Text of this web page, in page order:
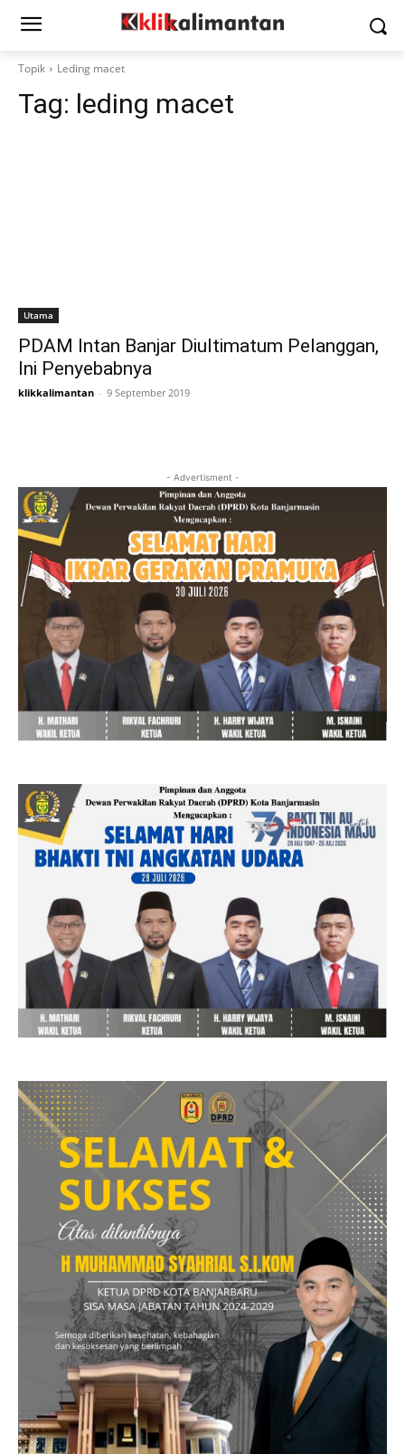
Topik Leding macet
Tag: leding macet
Utama
PDAM Intan Banjar Diultimatum Pelanggan,
Ini Penyebabnya
klikkalimantan - 9 September 2019
- Advertisment -